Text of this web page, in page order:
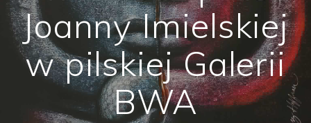
Joanny Imielskiej
w pilskiej Galerii
BWA